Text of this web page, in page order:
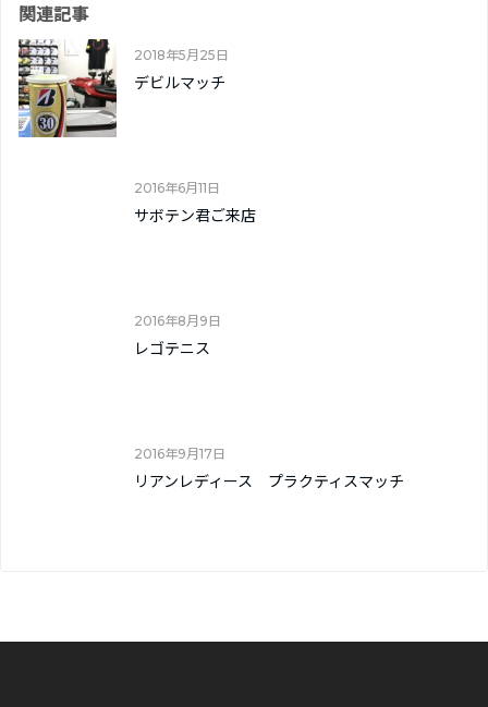
関連記事
2018年5月25日
デビルマッチ
2016年6月11日
サボテン君ご来店
2016年8月9日
レゴテニス
2016年9月17日
リアンレディース プラクティスマッチ